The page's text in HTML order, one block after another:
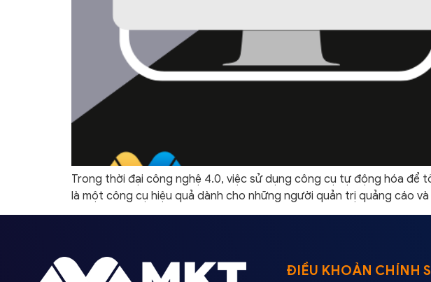
Trong thời đại công nghệ 4.0, việc sử dụng công cụ tự động hóa để
là một công cụ hiệu quả dành cho những người quản trị quảng cáo
ĐIỀU KHOẢN CHÍNH